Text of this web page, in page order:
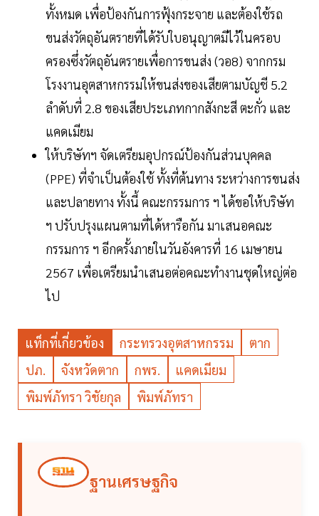
ทั้งหมด เพื่อป้องกันการฟุ้งกระจาย และต้องใช้รถ
ขนส่งวัตถุอันตรายที่ได้รับใบอนุญาตมีไว้ในครอบ
ครองซึ่งวัตถุอันตรายเพื่อการขนส่ง (วอ8) จากกรม
โรงงานอุตสาหกรรมให้ขนส่งของเสียตามบัญชี 5.2
ลำดับที่ 2.8 ของเสียประเภทกากสังกะสี ตะกั่ว และ
แคดเมียม
ให้บริษัทฯ จัดเตรียมอุปกรณ์ป้องกันส่วนบุคคล
(PPE) ที่จำเป็นต้องใช้ ทั้งที่ต้นทาง ระหว่างการขนส่ง
และปลายทาง ทั้งนี้ คณะกรรมการ ฯ ได้ขอให้บริษัท
ฯ ปรับปรุงแผนตามที่ได้หารือกัน มาเสนอคณะ
กรรมการ ฯ อีกครั้งภายในวันอังคารที่ 16 เมษายน
2567 เพื่อเตรียมนำเสนอต่อคณะทำงานชุดใหญ่ต่อ
ไป
แท็กที่เกี่ยวข้อง กระทรวงอุตสาหกรรม
ตาก
ปภ.
จังหวัดตาก กพร.
แคดเมียม
พิมพ์ภัทรา วิชัยกุล
พิมพ์ภัทรา
ฐานเศรษฐกิจ